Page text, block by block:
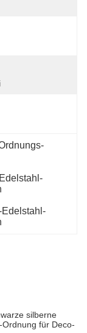
silberne
für Deco-